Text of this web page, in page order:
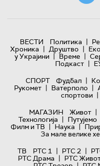
ВЕСТИ Политика |
Хроника | Друштво |
у Украјини | Време |
Подкаст |
СПОРТ
Фудбал |
Рукомет | Ватерполо |
спортови |
МАГАЗИН
Живот |
Технологијa | Путујемо
Филм и ТВ | Наука |
За мале велике
ТВ
РТС 1 | РТС 2 |
РТС Драма | РТС